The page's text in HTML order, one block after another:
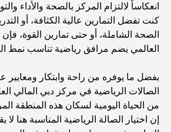
أنشطة يمكنك القيام بها مع الأطفال
أفضل المنتجعات الشاطئية في دبي
أماكن رومانسية في دبي للحظات لا
انعكاساً لالتزام المركز بالصحة والأداء
كنت تفضل التمارين عالية الكثافة، أو
الصحة الشاملة، أو حتى تمارين القوة،
العالمي يضم مرافق رياضية تناسب نمط
بفضل ما يوفره من راحة وابتكار ومعايير
الصالات الرياضية في مركز دبي المالي
من الحياة اليومية لسكان هذه المنطقة
إن اختيار الصالة الرياضية المناسبة هنا